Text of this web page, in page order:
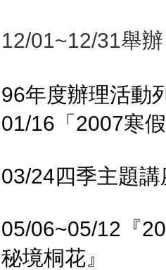
12/01~12/31舉
96年度辦理活動
01/16「2007寒
03/24四季主題
05/06~05/12『
秘境桐花』